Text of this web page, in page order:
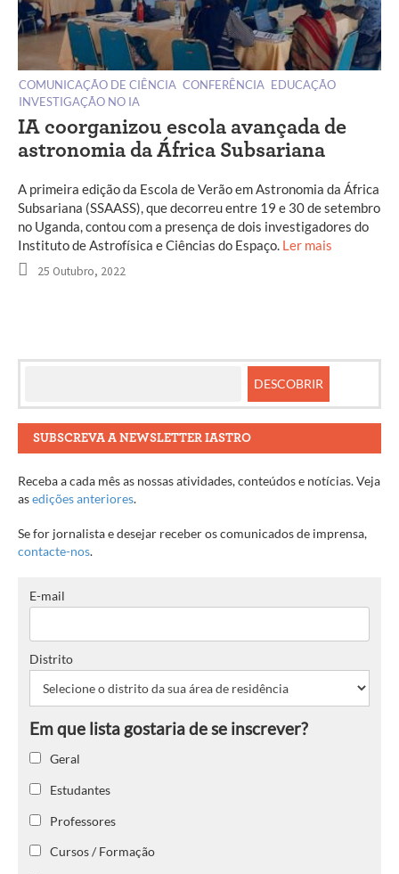
COMUNICAÇÃO DE CIÊNCIA CONFERÊNCIA EDUCAÇÃO
INVESTIGAÇÃO NO IA
IA coorganizou escola avançada de
astronomia da África Subsariana
A primeira edição da Escola de Verão em Astronomia da África
Subsariana (SSAASS), que decorreu entre 19 e 30 de setembro
no Uganda, contou com a presença de dois investigadores do
Instituto de Astrofísica e Ciências do Espaço. Ler mais
25 Outubro, 2022
SUBSCREVA A NEWSLETTER IASTRO
Receba a cada mês as nossas atividades, conteúdos e notícias. Veja
asedições anteriores.
Se for jornalista e desejar receber os comunicados de imprensa,
contacte-nos.
E-mail
Distrito
Geral
Estudantes
Professores
Cursos / Formação